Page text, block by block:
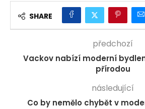
SHARE
předchozí
Vackov nabízí moderní
přírodou
následující
Co by nemělo chybět v